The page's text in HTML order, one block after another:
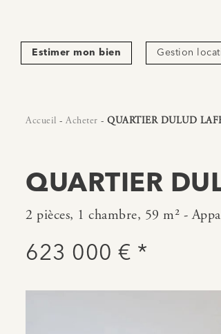
Estimer mon bien Gestion
Accueil - Acheter - QUARTIER DULUD
QUARTIER
2 pièces, 1 chambre, 59 m² -
623 000 € *